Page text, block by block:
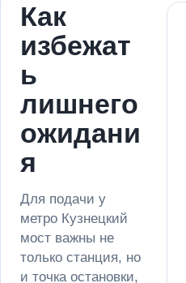
Как
избежат
ь
лишнего
ожидани
я
Для подачи у
метро Кузнецкий
мост важны не
только станция, но
и точка остановки,